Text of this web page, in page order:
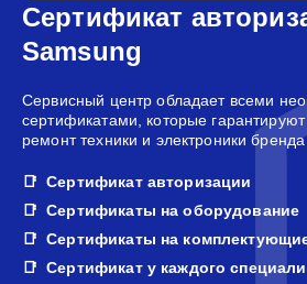
Сертификат
Samsung
Сервисный центр обладает всеми
сертификатами, которые
ремонт техники и электроники
Сертификат авторизации
Сертификаты на оборудование
Сертификаты на
Сертификат у каждого